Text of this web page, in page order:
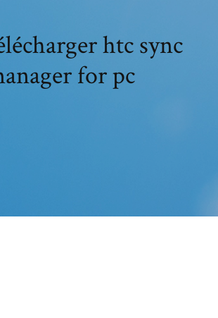
htc sync
for pc